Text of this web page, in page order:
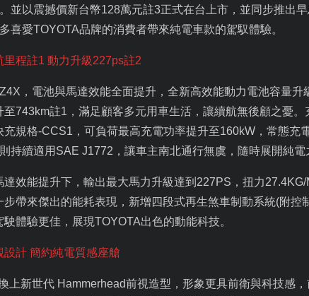
。並以震撼價新台幣128萬元註3正式在台上市，並同步推出
喜愛TOYOTA品牌的消費者帶來純電車款的駕馭體驗。
里程註1 動力升級227ps註2
，電池與馬達效能全面提升，全新高效能動力電池容量升
至743km註1 ，滿足顧客多元用車生活，讓續航無後顧之憂
充規格-CCS1 ，可負荷最高充電功率提升至160kW ，常態充
持續適用 SAE J1772 ，讓車主南北通行無虞，隨時展開純電
效能提升下，輸出最大馬力升級達到 227PS ，扭力27.4KG/
步帶來傑出的能耗表現，新增四段式再生煞車制動系統(附控
體驗更佳，展現TOYOTA出色的動能科技。
設計 簡約純電質感座艙
上新世代 Hammerhead前視造型，形象更具前衛與科技感，